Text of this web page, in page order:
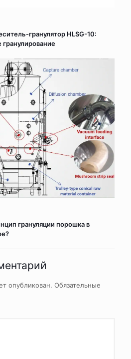
гранулятор HLSG-10:
грануляции порошка в
опубликован. Обязательные